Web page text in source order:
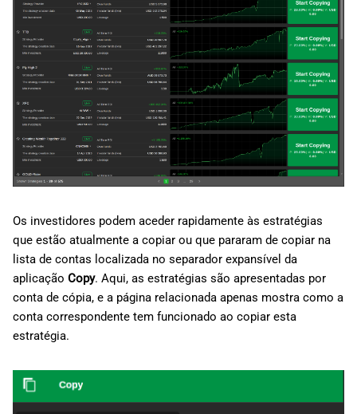
Os investidores podem aceder rapidamente às estratégias
que estão atualmente a copiar ou que pararam de copiar na
lista de contas localizada no separador expansível da
aplicação Copy. Aqui, as estratégias são apresentadas por
conta de cópia, e a página relacionada apenas mostra como a
conta correspondente tem funcionado ao copiar esta
estratégia.